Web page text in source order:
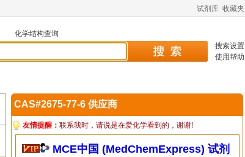
试剂库 收藏夹
化学结构查询
搜索设置
使用帮助
CAS#2675-77-6 供应商
友情提醒： 联系我时，请说是在爱化学看到的，谢谢!
MCE中国 (MedChemExpress) 试剂